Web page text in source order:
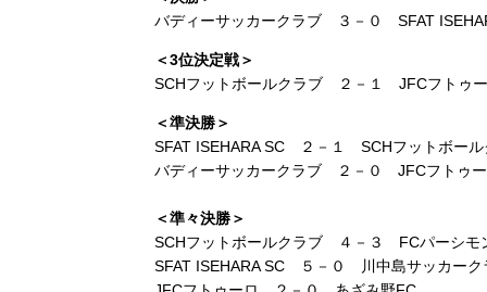
バディーサッカークラブ ３－０ SFAT
＜3位決定戦＞
SCHフットボールクラブ ２－１ JFCフトゥ
＜準決勝＞
SFAT ISEHARA SC ２－１ SCHフットボール
バディーサッカークラブ ２－０ JFCフトゥー
＜準々決勝＞
SCHフットボールクラブ ４－３ FCパーシモ
SFAT ISEHARA SC ５－０ 川中島サッカーク